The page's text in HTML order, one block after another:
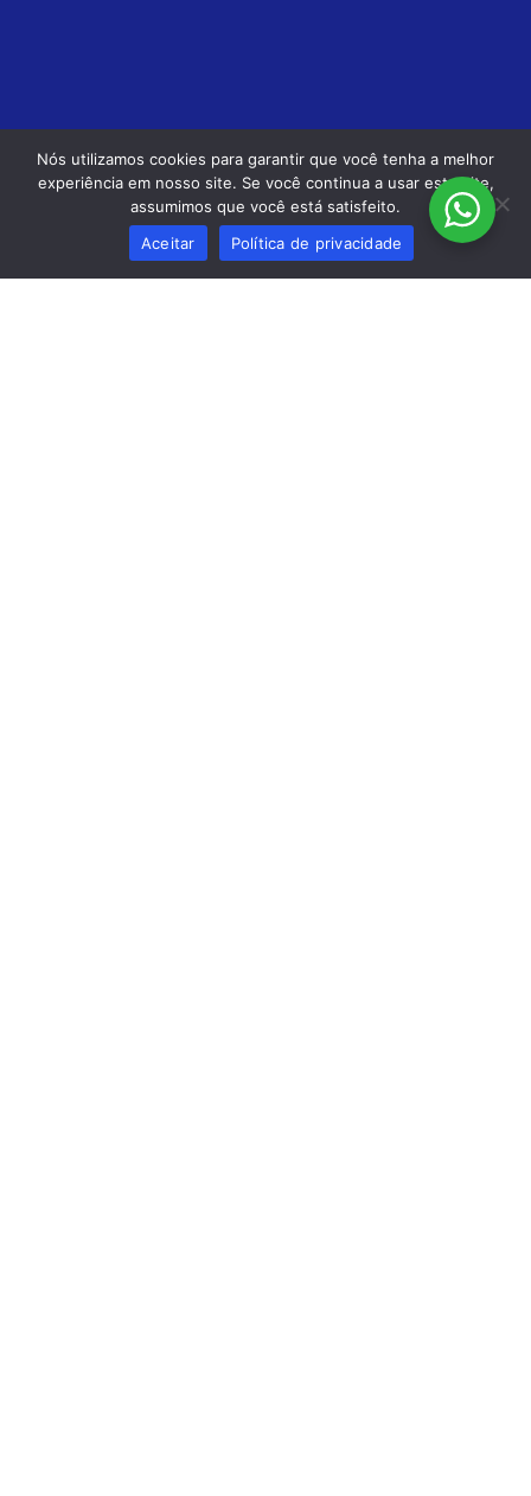
Nós utilizamos cookies para garantir que você tenha a melhor
experiência em nosso site. Se você continua a usar este site,
assumimos que você está satisfeito.
Aceitar
Política de privacidade